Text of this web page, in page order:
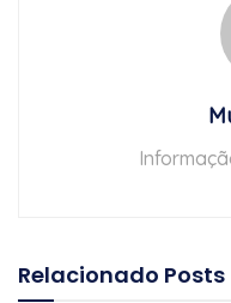
Relacionado Posts